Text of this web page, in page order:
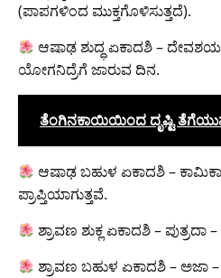
(ಪಾಪಗಳಿಂದ ಮುಕ್ತಗೊಳಿಸುತ್ತದೆ).
ಆಷಾಢ ಶುದ್ಧ ಏಕಾದಶಿ –
ಯೋಗನಿದ್ರೆಗೆ ಜಾರುವ ದಿನ.
ತೆಂಗಿನಕಾಯಿಯಿಂದ ದೃಷ್ಟಿ
ಆಷಾಢ ಬಹುಳ ಏಕಾದಶಿ –
ಪ್ರಾಪ್ತಿಯಾಗುತ್ತವೆ.
ಶ್ರಾವಣ ಶುಕ್ಲ ಏಕಾದಶಿ – ಪುತ್ರದಾ
ಶ್ರಾವಣ ಬಹುಳ ಏಕಾದಶಿ – ಅಜಾ –